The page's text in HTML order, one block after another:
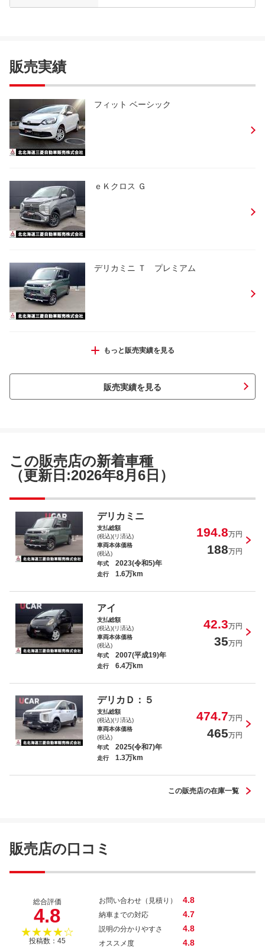
販売実績
フィット ベーシック
ｅＫクロス Ｇ
デリカミニ Ｔ プレミアム
ルークス Ｘ
デリカミニ Ｔ プレミアム
ジムニー ＸＣ
もっと販売実績を見る
販売実績を見る
この販売店の新着車種
（更新日:2026年8月6日）
デリカミニ
支払総額
(税込)(リ済込)
194.8万円
車両本体価格
(税込)
188万円
年式 2023(令和5)年
走行 1.6万km
アイ
支払総額
(税込)(リ済込)
42.3万円
車両本体価格
(税込)
35万円
年式 2007(平成19)年
走行 6.4万km
デリカＤ：５
支払総額
(税込)(リ済込)
474.7万円
車両本体価格
(税込)
465万円
年式 2025(令和7)年
走行 1.3万km
この販売店の在庫一覧
販売店の口コミ
総合評価
4.8
★★★★☆
投稿数：45
お問い合わせ（見積り） 4.8
納車までの対応 4.7
説明の分かりやすさ 4.8
オススメ度 4.8